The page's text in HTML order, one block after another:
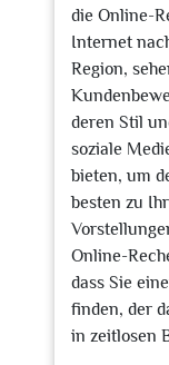
die Online-
Internet
Region,
deren Stil
soziale
bieten, um
besten zu
Online-
dass Sie
finden, der
in zeitlosen